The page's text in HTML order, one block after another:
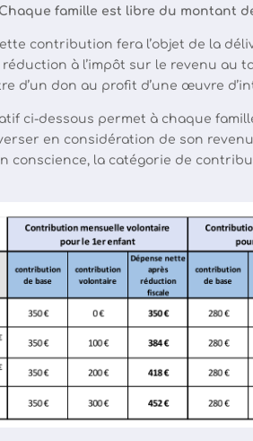
famille est libre du montant
contribution fera l’objet de la
à l’impôt sur le revenu au
d’un don au profit d’une œuvre
ci-dessous permet à chaque
en considération de son
conscience, la catégorie de